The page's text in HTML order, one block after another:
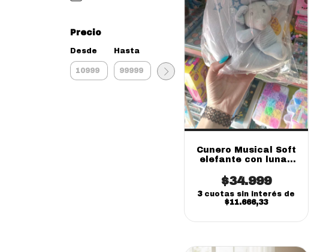
Precio
Desde Hasta
Cunero Musical Soft
elefante con luna |
$34.999
3 cuotas sin interés de
$11.666,33